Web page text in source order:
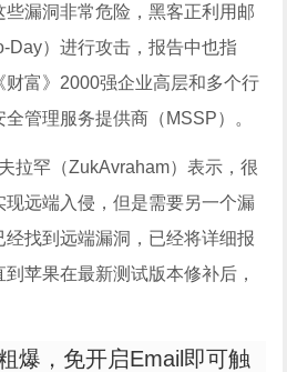
漏洞非常危险，黑客正利用邮
Day）进行攻击，报告中也指
富》2000强企业高层和多个行
管理服务提供商（MSSP）。
拉罕（ZukAvraham）表示，很
远端入侵，但是需要另一个漏
找到远端漏洞，已经将详细报
苹果在最新测试版本修补后，
爆，免开启Email即可触